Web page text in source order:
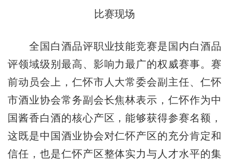
比赛现场
全国白酒品评职业技能竞赛是国内白酒品
评领域级别最高、影响力最广的权威赛事。赛
前动员会上，仁怀市人大常委会副主任、仁怀
市酒业协会常务副会长焦林表示，仁怀作为中
国酱香白酒的核心产区，能够获得参赛名额，
这既是中国酒业协会对仁怀产区的充分肯定和
信任，也是仁怀产区整体实力与人才水平的集